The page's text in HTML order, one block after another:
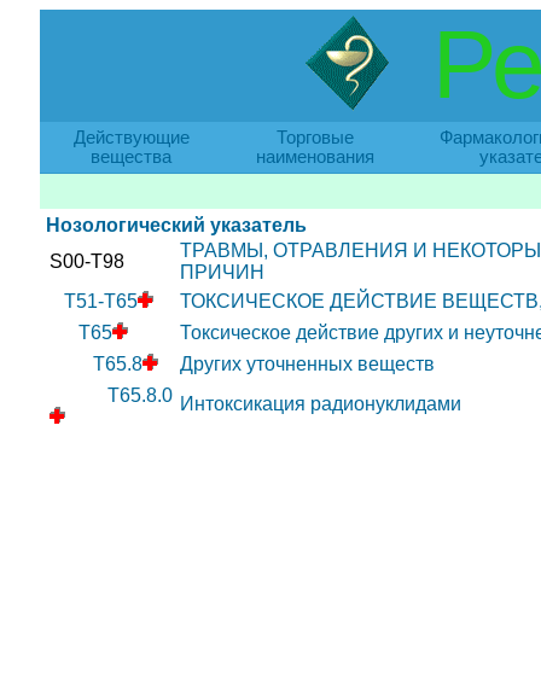
Действующие
вещества
Торговые
наименования
Нозологический указатель
S00-T98
ТРАВМЫ, ОТРАВЛЕНИЯ И
ПРИЧИН
T51-T65
ТОКСИЧЕСКОЕ ДЕЙСТВИЕ
T65
Токсическое действие других и
T65.8
Других уточненных веществ
T65.8.0 Интоксикация радионуклидами